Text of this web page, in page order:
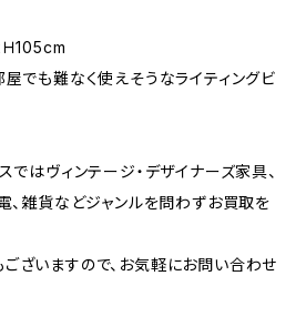
105cm
屋でも難なく使えそうなライティングビ
ではヴィンテージ・デザイナーズ家具、
、雑貨などジャンルを問わずお買取を
ざいますので、お気軽にお問い合わせ